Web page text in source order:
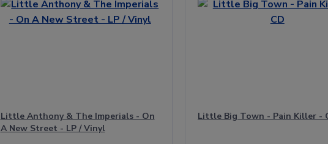
Little Anthony & The Imperials - On
A New Street - LP / Vinyl
Little Big Town - Pain Killer -